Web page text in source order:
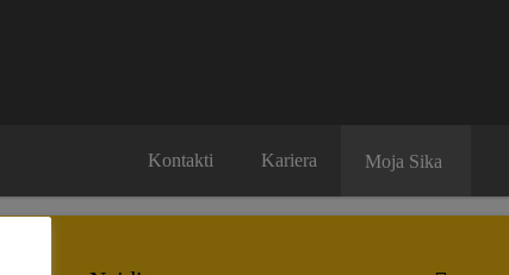
Kontakti Kariera Moja Sika